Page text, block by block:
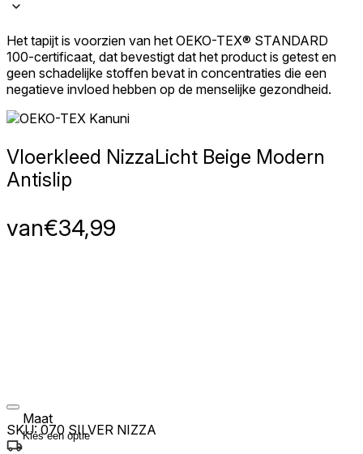
Het tapijt is voorzien van het OEKO-TEX® STANDARD
100-certificaat, dat bevestigt dat het product is getest en
geen schadelijke stoffen bevat in concentraties die een
negatieve invloed hebben op de menselijke gezondheid.
Vloerkleed NizzaLicht Beige Modern
Antislip
van€34,99
Maat
SKU: 070 SILVER NIZZA